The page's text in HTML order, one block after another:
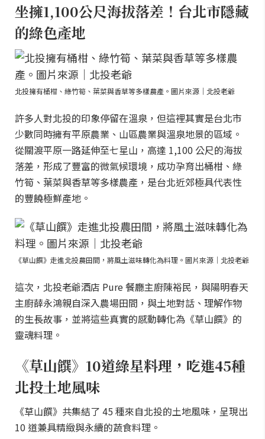
坐擁1,100公尺海拔落差！台北市隱藏
的綠色產地
北投擁有桶柑、綠竹筍、葉菜與香草等多樣農產。圖片來源｜北投老爺
許多人對北投的印象停留在溫泉，但這裡其實是台北市
少數同時擁有平原農業、山區農業與溫泉地景的區域。
從關渡平原一路延伸至七星山，高達 1,100 公尺的海拔
落差，形成了豐富的微氣候環境，成功孕育出桶柑、綠
竹筍、葉菜與香草等多樣農產，是台北近郊極具代表性
的豐饒極鮮產地。
《草山饌》走進北投農田間，將風土滋味轉化為料理。圖片來源｜北投老爺
這次，北投老爺酒店 Pure 餐廳主廚陳裕民，與陽明春天
主廚薛永鴻親自深入農場田間，與土地對話、理解作物
的生長故事，並將這些真實的感動轉化為《草山饌》的
靈魂料理。
《草山饌》10道綠星料理，吃進45種
北投土地風味
《草山饌》共集結了 45 種來自北投的土地風味，呈現出
10 道兼具精緻與永續的蔬食料理。